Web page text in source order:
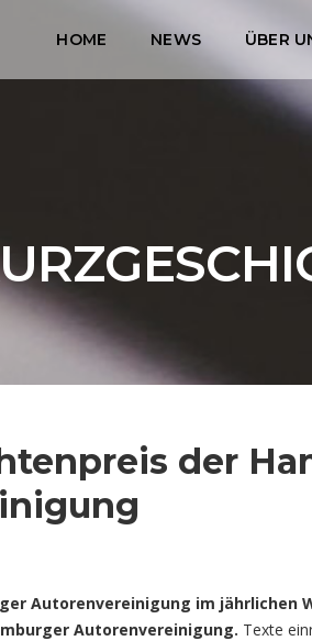
HOME NEWS ÜBER
der
Autorenvereinigung im jährlichen
Autorenvereinigung. Texte